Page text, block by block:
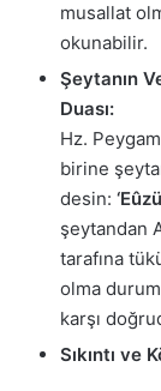
musallat
okunabilir.
Şeytanın
Duası:
Hz.
birine
desin:
şeytandan
tarafına
olma
karşı
Sıkıntı ve